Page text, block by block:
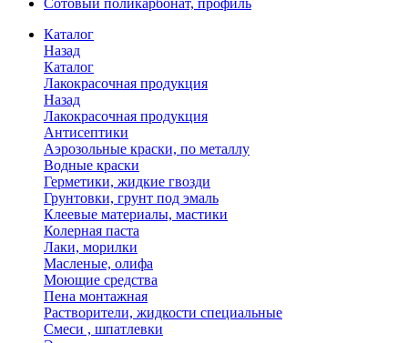
Сотовый поликарбонат, профиль
Каталог
Назад
Каталог
Лакокрасочная продукция
Назад
Лакокрасочная продукция
Антисептики
Аэрозольные краски, по металлу
Водные краски
Герметики, жидкие гвозди
Грунтовки, грунт под эмаль
Клеевые материалы, мастики
Колерная паста
Лаки, морилки
Масленые, олифа
Моющие средства
Пена монтажная
Растворители, жидкости специальные
Смеси , шпатлевки